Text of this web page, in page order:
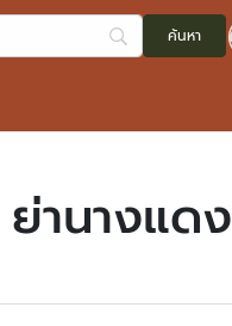
ย่านางแดง